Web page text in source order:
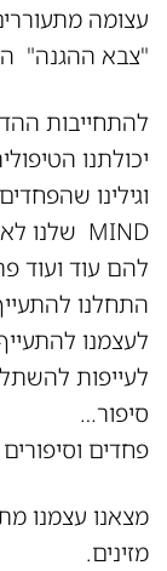
עצומה
"צבא ההגנה"
להתחייבות
יכולתנו
וגילינו
MIND שלנו לא מפסיק להוסיף
להם עוד ועוד
התחלנו
לעצמנו
לעייפות
סיפור…
פחדים
מצאנו עצמנו
מזינים.